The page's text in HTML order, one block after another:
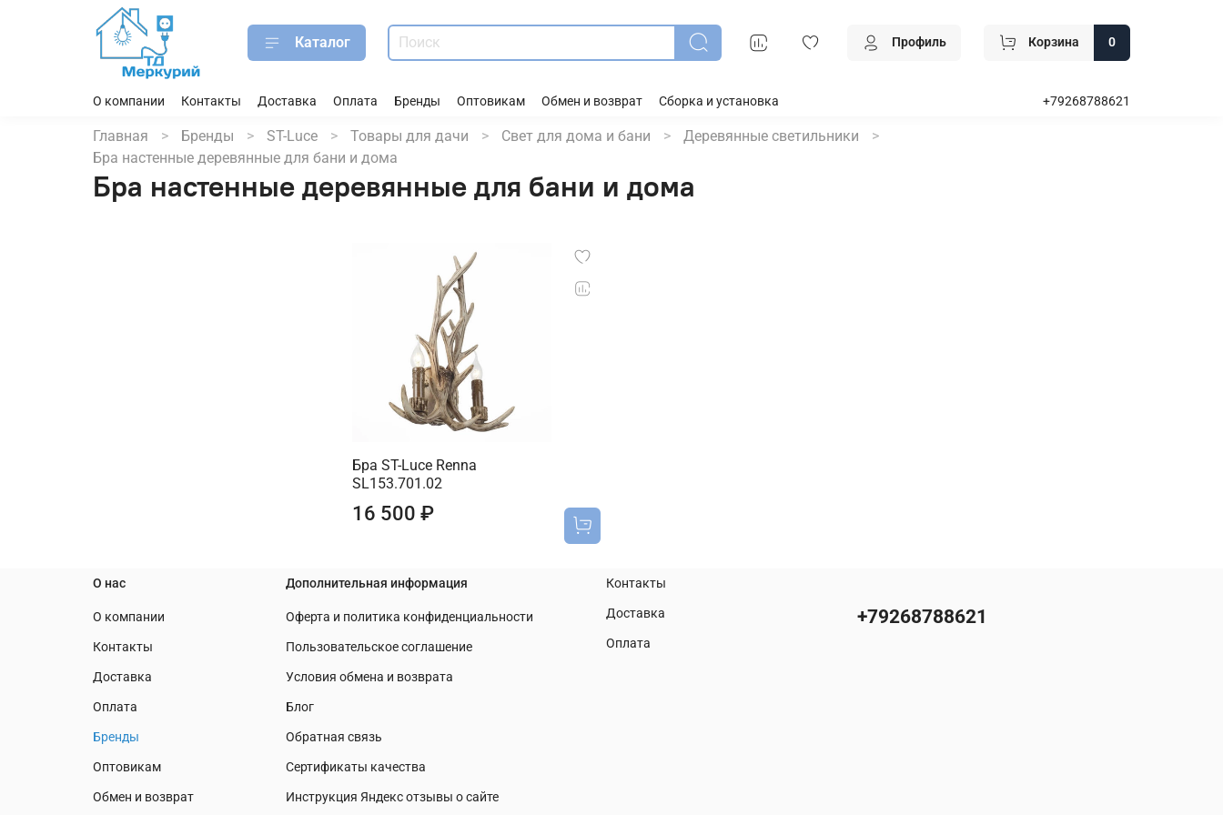
Каталог Профиль Корзина 0
О компании Контакты Доставка Оплата Бренды Оптовикам Обмен и возврат Сборка и установка +79268788621
Главная Бренды ST-Luce Товары для дачи Свет для дома и бани
Деревянные светильники
Бра настенные деревянные для бани и дома
Бра настенные деревянные для бани и дома
Бра ST-Luce Renna
SL153.701.02
16 500 ₽
О нас
О компании
Контакты
Доставка
Оплата
Бренды
Оптовикам
Обмен и возврат
Дополнительная информация
Оферта и политика конфиденциальности
Пользовательское соглашение
Условия обмена и возврата
Блог
Обратная связь
Сертификаты качества
Инструкция Яндекс отзывы о сайте
Контакты
Доставка
Оплата
+79268788621